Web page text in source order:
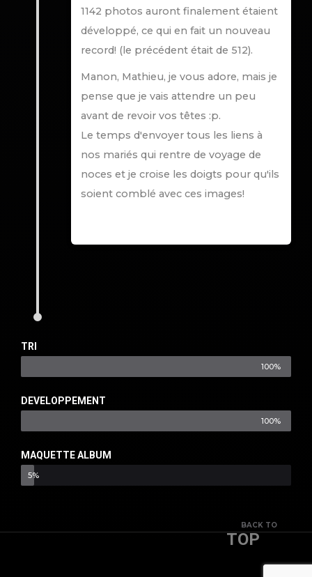
1142 photos auront finalement étaient
développé, ce qui en fait un nouveau
record! (le précédent était de 512).
Manon, Mathieu, je vous adore, mais je
pense que je vais attendre un peu
avant de revoir vos têtes :p.
Le temps d'envoyer tous les liens à
nos mariés qui rentre de voyage de
noces et je croise les doigts pour qu'ils
soient comblé avec ces images!
TRI
100%
DEVELOPPEMENT
100%
MAQUETTE ALBUM
5%
BACK TO
TOP